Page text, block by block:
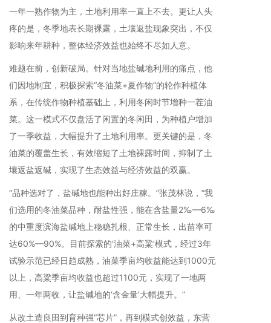
一年一熟作物为主，土地利用率一直上不去。更让人头
疼的是，冬季地表长期裸露，土壤返盐现象突出，不仅
影响来年耕种，整体经济效益也始终不尽如人意。
难题在前，创新破局。针对当地盐碱地利用的痛点，他
们因地制宜，积极探索“冬油菜+夏作物”的轮作种植体
系，在传统作物种植基础上，利用冬闲时节增种一茬油
菜。这一模式不仅盘活了闲置的冬闲田，为种植户增加
了一季收益，大幅提升了土地利用率。更关键的是，冬
油菜的覆盖生长，有效缩短了土地裸露时间，抑制了土
壤返盐返碱，实现了生态效益与经济效益的双赢。
“品种选对了，盐碱地也能种出好庄稼。”张茂林说，“我
们选用的冬油菜品种，耐盐性强，能在含盐量2‰—6‰
的中重度滨海盐碱地上稳稳扎根、正常生长，出苗率可
达60%—90%。目前探索的‘油菜+高粱’模式，经过3年
试验示范已经日趋成熟，油菜季亩均收益能达到1000元
以上，高粱季亩均收益也超过1100元，实现了一地两
用、一年两收，让盐碱地的‘含金量’大幅提升。”
从改土造良田到育种强“芯片”，再到模式创效益，东营